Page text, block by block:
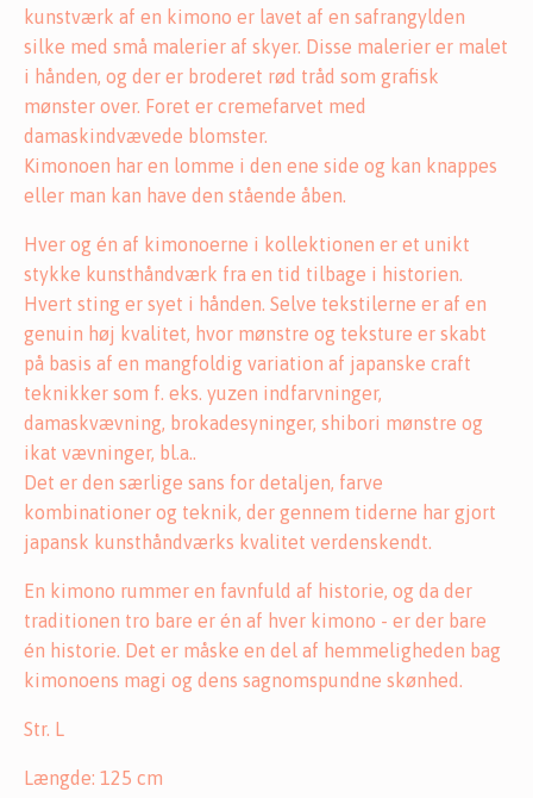
kunstværk af en kimono er lavet af en safrangylden
silke med små malerier af skyer. Disse malerier er malet
i hånden, og der er broderet rød tråd som grafisk
mønster over. Foret er cremefarvet med
damaskindvævede blomster.
Kimonoen har en lomme i den ene side og kan knappes
eller man kan have den stående åben.
Hver og én af kimonoerne i kollektionen er et unikt
stykke kunsthåndværk fra en tid tilbage i historien.
Hvert sting er syet i hånden. Selve tekstilerne er af en
genuin høj kvalitet, hvor mønstre og teksture er skabt
på basis af en mangfoldig variation af japanske craft
teknikker som f. eks. yuzen indfarvninger,
damaskvævning, brokadesyninger, shibori mønstre og
ikat vævninger, bl.a..
Det er den særlige sans for detaljen, farve
kombinationer og teknik, der gennem tiderne har gjort
japansk kunsthåndværks kvalitet verdenskendt.
En kimono rummer en favnfuld af historie, og da der
traditionen tro bare er én af hver kimono - er der bare
én historie. Det er måske en del af hemmeligheden bag
kimonoens magi og dens sagnomspundne skønhed.
Str. L
Længde: 125 cm